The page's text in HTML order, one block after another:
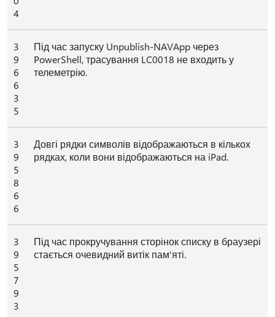
4
3
9
6
6
3
5
Під час запуску Unpublish-NAVApp через
PowerShell, трасування LC0018 не входить у
телеметрію.
3
9
5
8
6
6
Довгі рядки символів відображаються в кількох
рядках, коли вони відображаються на iPad.
3
9
5
7
9
3
Під час прокручування сторінок списку в браузері
стається очевидний витік пам'яті.